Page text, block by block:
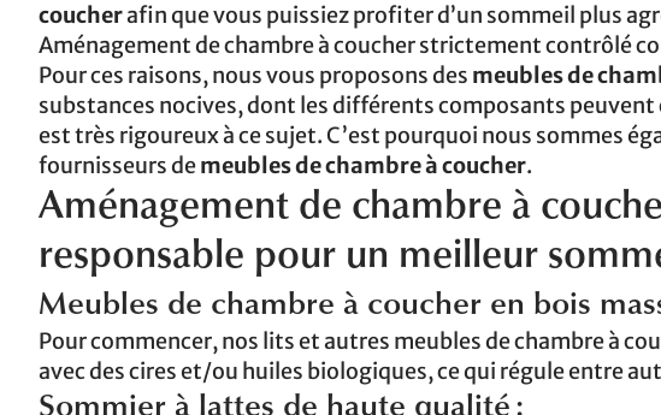
coucherafin que vous puissiez profiter d’un sommeil plus
Aménagement de chambre à coucher strictement contrôlé
Pour ces raisons, nous vous proposons des meubles de
substances nocives, dont les différents composants
est très rigoureux à ce sujet. C’est pourquoi nous sommes
fournisseurs demeubles de chambre à coucher.
Aménagement de chambre à
responsable pour un meilleur
Meubles de chambre à coucher en bois
Pour commencer, nos lits et autres meubles de chambre à
avec des cires et/ou huiles biologiques, ce qui régule entre